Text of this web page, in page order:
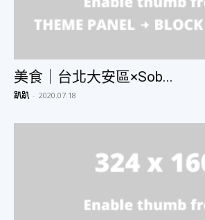
美食｜台北大安區×Sob...
趴趴 - 2020.07.18